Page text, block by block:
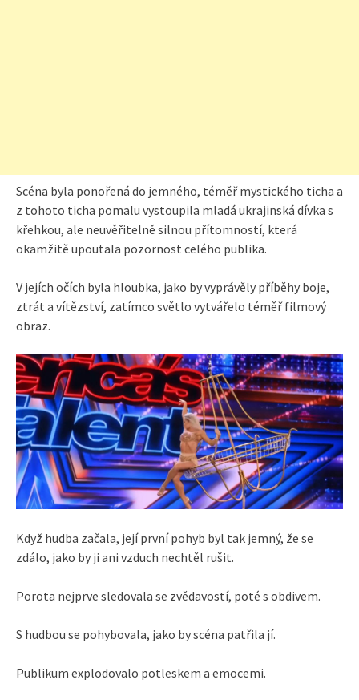
Scéna byla ponořená do jemného, téměř mystického ticha a
z tohoto ticha pomalu vystoupila mladá ukrajinská dívka s
křehkou, ale neuvěřitelně silnou přítomností, která
okamžitě upoutala pozornost celého publika.
V jejích očích byla hloubka, jako by vyprávěly příběhy boje,
ztrát a vítězství, zatímco světlo vytvářelo téměř filmový
obraz.
Když hudba začala, její první pohyb byl tak jemný, že se
zdálo, jako by ji ani vzduch nechtěl rušit.
Porota nejprve sledovala se zvědavostí, poté s obdivem.
S hudbou se pohybovala, jako by scéna patřila jí.
Publikum explodovalo potleskem a emocemi.